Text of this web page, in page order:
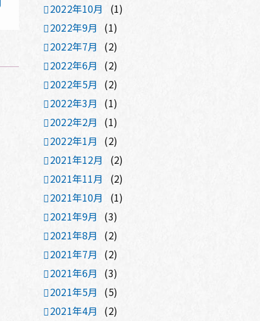
2022年10月
(1)
2022年9月 (1)
2022年7月 (2)
2022年6月 (2)
2022年5月 (2)
2022年3月 (1)
2022年2月 (1)
2022年1月 (2)
2021年12月
(2)
2021年11月
(2)
2021年10月
(1)
2021年9月 (3)
2021年8月 (2)
2021年7月 (2)
2021年6月 (3)
2021年5月 (5)
2021年4月 (2)